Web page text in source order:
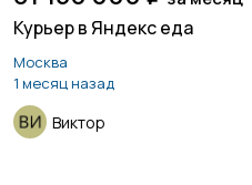
Продажи
Курьер в Яндекс еда
Москва
1 месяц назад
Виктор